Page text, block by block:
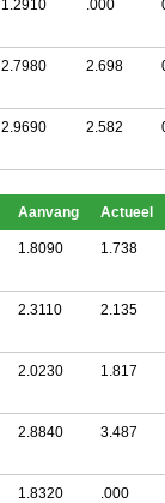
1.2910 .000
2.7980 2.698
2.9690 2.582
Aanvang Actueel
1.8090 1.738
2.3110 2.135
2.0230 1.817
2.8840 3.487
1.8320 .000